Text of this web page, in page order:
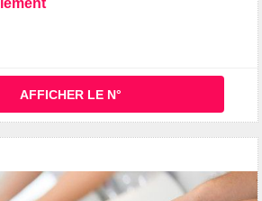
AFFICHER LE N°